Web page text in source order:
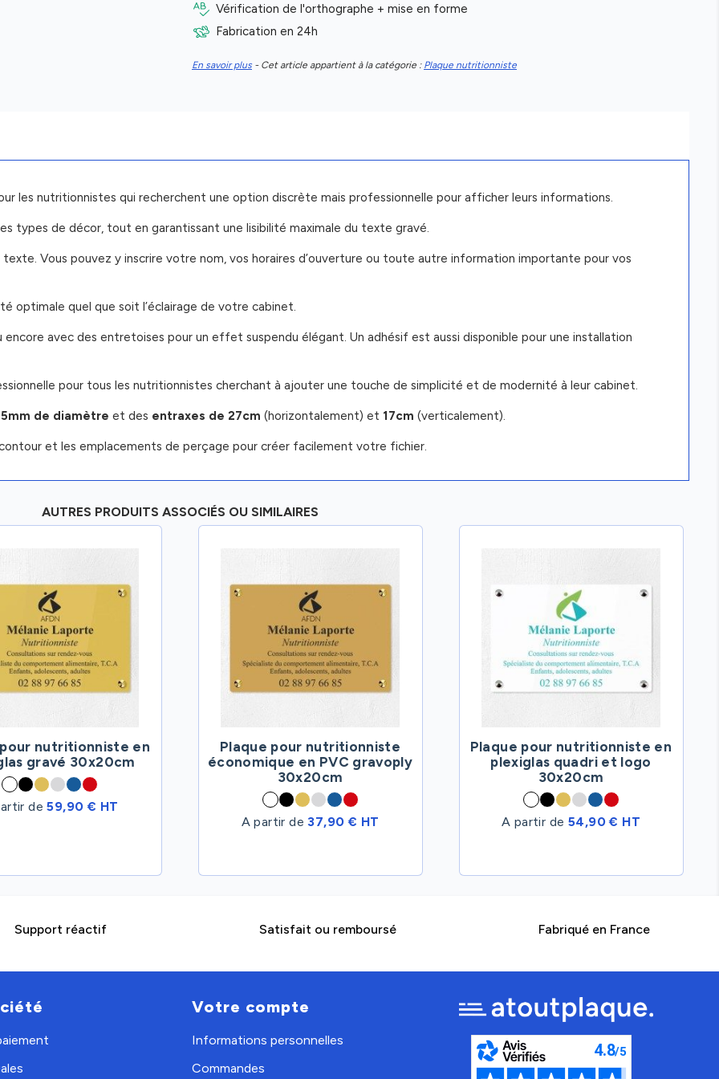
Vérification de l'orthographe + mise en forme
Fabrication en 24h
En savoir plus - Cet article appartient à la catégorie : Plaque nutritionniste
les nutritionnistes qui recherchent une option discrète mais professionnelle pour afficher leurs informations.
types de décor, tout en garantissant une lisibilité maximale du texte gravé.
Vous pouvez y inscrire votre nom, vos horaires d’ouverture ou toute autre information importante pour vos
optimale quel que soit l’éclairage de votre cabinet.
avec des entretoises pour un effet suspendu élégant. Un adhésif est aussi disponible pour une installation
pour tous les nutritionnistes cherchant à ajouter une touche de simplicité et de modernité à leur cabinet.
de diamètre et des entraxes de 27cm (horizontalement) et 17cm (verticalement).
et les emplacements de perçage pour créer facilement votre fichier.
AUTRES PRODUITS ASSOCIÉS OU SIMILAIRES
nutritionniste en
gravé 30x20cm
de59,90 € HT
Plaque pour nutritionniste
économique en PVC gravoply
30x20cm
A partir de37,90 € HT
Plaque pour nutritionniste en
plexiglas quadri et logo
30x20cm
A partir de 54,90 € HT
Support réactif Satisfait ou remboursé Fabriqué en France
Votre compte
Informations personnelles
Commandes